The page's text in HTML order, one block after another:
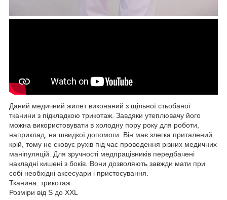
Даний медичний жилет виконаний з щільної стьобаної
тканини з підкладкою трикотаж. Завдяки утеплювачу його
можна використовувати в холодну пору року для роботи,
наприклад, на швидкої допомоги. Він має злегка приталений
крій, тому не сковує рухів під час проведення різних медичних
маніпуляцій. Для зручності медпрацівників передбачені
накладні кишені з боків. Вони дозволяють завжди мати при
собі необхідні аксесуари і пристосування.
Тканина: трикотаж
Розміри від S до XXL